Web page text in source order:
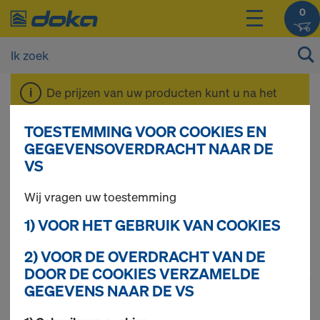
0
De prijzen van uw producten kunt u na het
inloggenbekijken.
Bekistingstoebehor
en
76 producten gevonden
TOESTEMMING VOOR COOKIES EN
GEGEVENSOVERDRACHT NAAR DE
VS
Wij vragen uw toestemming
1) VOOR HET GEBRUIK VAN COOKIES
2) VOOR DE OVERDRACHT VAN DE
DOOR DE COOKIES VERZAMELDE
GEGEVENS NAAR DE VS